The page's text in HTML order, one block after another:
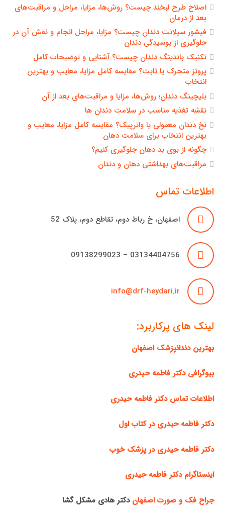
اصلاح طرح لبخند چیست؟ روش‌ها، مزایا، مراحل و مراقبت‌های
بعد از درمان
فیشور سیلانت دندان چیست؟ مزایا، مراحل انجام و نقش آن در
جلوگیری از پوسیدگی دندان
تکنیک باندینگ دندان چیست؟ آشنایی و توضیحات کامل
پروتز متحرک یا ثابت؟ مقایسه کامل مزایا، معایب و بهترین
انتخاب
بلیچینگ دندان؛ روش‌ها، مزایا و مراقبت‌های بعد از آن
نقشه تغذیه مناسب در سلامت دندان ها
نخ دندان معمولی یا واترپیک؟ مقایسه کامل مزایا، معایب و
بهترین انتخاب برای سلامت دهان
چگونه از بوی بد دهان جلوگیری کنیم؟
مراقبت‌های بهداشتی دهان و دندان
اطلاعات تماس
اصفهان، خ رباط دوم، تقاطع دوم، پلاک 52
03134404756 – 09138299023
info@drf-heydari.ir
لینک های پرکاربرد:
بهترین دندانپزشک اصفهان
بیوگرافی دکتر فاطمه حیدری
اطلاعات تماس دکتر فاطمه حیدری
دکتر فاطمه حیدری در کتاب اول
دکتر فاطمه حیدری در پزشک خوب
اینستاگرام دکتر فاطمه حیدری
جراح فک و صورت اصفهان دکتر هادی مشکل گشا